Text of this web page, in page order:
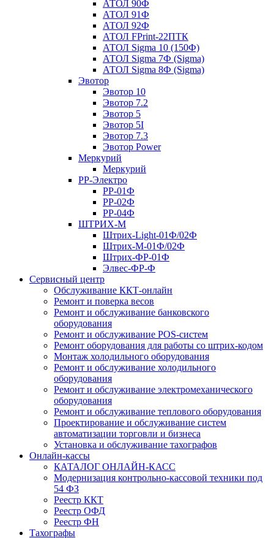
АТОЛ 90Ф
АТОЛ 91Ф
АТОЛ 92Ф
АТОЛ FPrint-22ПТК
АТОЛ Sigma 10 (150Ф)
АТОЛ Sigma 7Ф (Sigma)
АТОЛ Sigma 8Ф (Sigma)
Эвотор
Эвотор 10
Эвотор 7.2
Эвотор 5
Эвотор 5I
Эвотор 7.3
Эвотор Power
Меркурий
Меркурий
РР-Электро
РР-01Ф
РР-02Ф
РР-04Ф
ШТРИХ-М
Штрих-Light-01Ф/02Ф
Штрих-М-01Ф/02Ф
Штрих-ФР-01Ф
Элвес-ФР-Ф
Сервисный центр
Обслуживание ККТ-онлайн
Ремонт и поверка весов
Ремонт и обслуживание банковского
оборудования
Ремонт и обслуживание POS-систем
Ремонт оборудования для работы со штрих-кодом
Монтаж холодильного оборудования
Ремонт и обслуживание холодильного
оборудования
Ремонт и обслуживание электромеханического
оборудования
Ремонт и обслуживание теплового оборудования
Проектирование и обслуживание систем
автоматизации торговли и бизнеса
Установка и обслуживание тахографов
Онлайн-кассы
КАТАЛОГ ОНЛАЙН-КАСС
Модернизация контрольно-кассовой техники под
54 ФЗ
Реестр ККТ
Реестр ОФД
Реестр ФН
Тахографы